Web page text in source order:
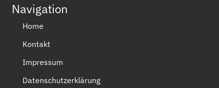
Navigation
Home
Kontakt
Impressum
Datenschutzerklärung